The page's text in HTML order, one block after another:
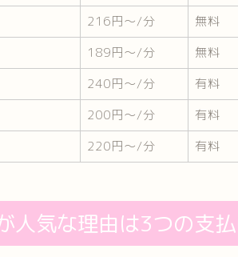
216円〜/分 無料
189円〜/分 無料
240円〜/分 有料
200円～/分 有料
220円〜/分 有料
人気な理由は3つの支払